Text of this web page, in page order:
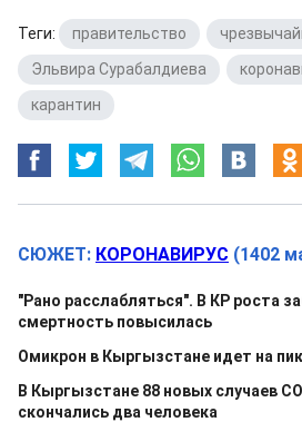
Теги: правительство
Эльвира Сурабалдиева
карантин
СЮЖЕТ: КОРОНАВИРУС (1402
"Рано расслабляться". В КР роста
смертность повысилась
Омикрон в Кыргызстане идет на пик
В Кыргызстане 88 новых случаев
скончались два человека